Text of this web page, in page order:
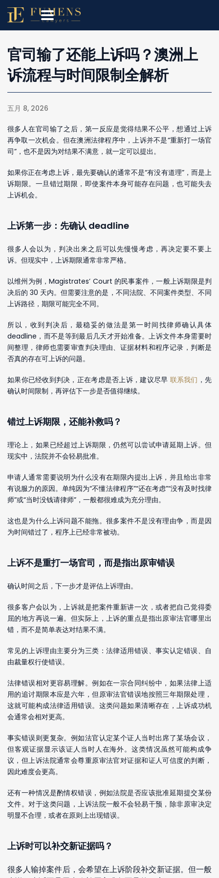
官司输了还能上诉吗？澳洲上
诉流程与时间限制全解析
五月 8, 2026
很多人在官司输了之后，第一反应是觉得结果不公平，想通过上诉
再争取一次机会。但在澳洲法律程序中，上诉并不是“重新打一场官
司”，也不是因为对结果不满意，就一定可以提出。
如果你正在考虑上诉，最先要确认的通常不是“有没有道理”，而是上
诉期限。一旦错过期限，即使案件本身可能存在问题，也可能失去
上诉机会。
上诉第一步：先确认 deadline
很多人会以为，判决出来之后可以先慢慢考虑，再决定要不要上
诉。但现实中，上诉期限通常非常严格。
以维州为例，Magistrates’ Court 的民事案件，一般上诉期限是判
决后的 30 天内。但需要注意的是，不同法院、不同案件类型、不同
上诉路径，期限可能完全不同。
所以，收到判决后，最稳妥的做法是第一时间找律师确认具体
deadline，而不是等到最后几天才开始准备。上诉文件本身需要时
间整理，律师也需要审查判决理由、证据材料和程序记录，判断是
否真的存在可上诉的问题。
如果你已经收到判决，正在考虑是否上诉，建议尽早 联系我们 ，先
确认时间限制，再评估下一步是否值得继续。
错过上诉期限，还能补救吗？
理论上，如果已经超过上诉期限，仍然可以尝试申请延期上诉。但
现实中，法院并不会轻易批准。
申请人通常需要说明为什么没有在期限内提出上诉，并且给出非常
有说服力的原因。单纯因为“不懂法律程序”“还在考虑”“没有及时找律
师”或“当时没钱请律师”，一般都很难成为充分理由。
这也是为什么上诉问题不能拖。很多案件不是没有理由争，而是因
为时间错过了，程序上已经非常被动。
上诉不是重打一场官司，而是指出原审错误
确认时间之后，下一步才是评估上诉理由。
很多客户会以为，上诉就是把案件重新讲一次，或者把自己觉得委
屈的地方再说一遍。但实际上，上诉的重点是指出原审法官哪里出
错，而不是简单表达对结果不满。
常见的上诉理由主要分为三类：法律适用错误、事实认定错误、自
由裁量权行使错误。
法律错误相对更容易理解。例如在一宗合同纠纷中，如果法律上适
用的追讨期限本应是六年，但原审法官错误地按照三年期限处理，
这就可能构成法律适用错误。这类问题如果清晰存在，上诉成功机
会通常会相对更高。
事实错误则更复杂。例如法官认定某个证人当时出席了某场会议，
但客观证据显示该证人当时人在海外。这类情况虽然可能构成争
议，但上诉法院通常会尊重原审法官对证据和证人可信度的判断，
因此难度会更高。
还有一种情况是酌情权错误，例如法院是否应该批准延期提交某份
文件。对于这类问题，上诉法院一般不会轻易干预，除非原审决定
明显不合理，或者在原则上出现错误。
上诉时可以补交新证据吗？
很多人输掉案件后，会希望在上诉阶段补交新证据。但一般